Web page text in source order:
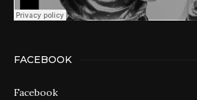
FACEBOOK
Facebook